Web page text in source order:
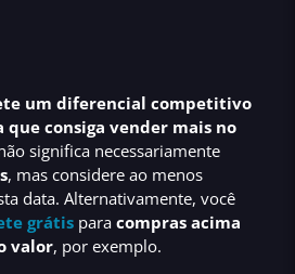
um diferencial competitivo
que consiga vender mais no
significa necessariamente
, mas considere ao menos
data. Alternativamente, você
grátis para compras acima
valor, por exemplo.